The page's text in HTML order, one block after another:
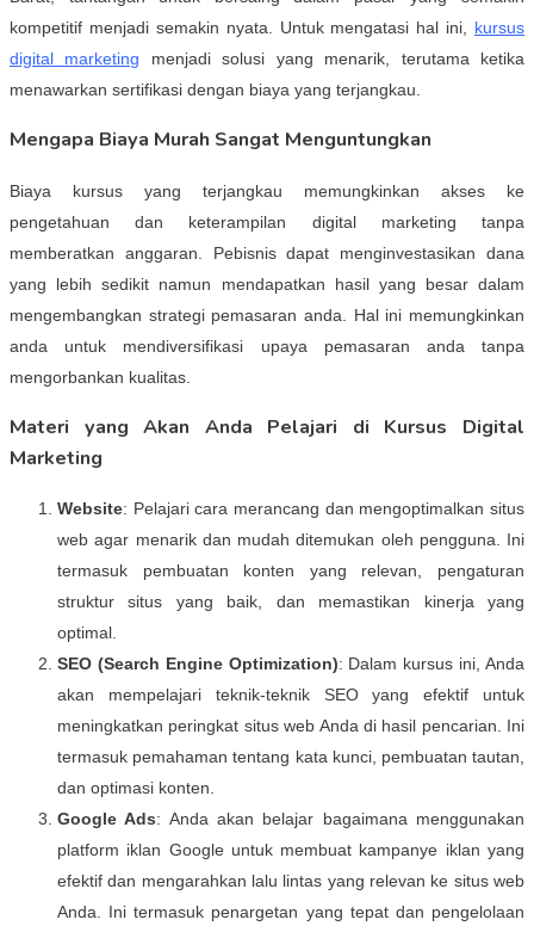
kompetitif menjadi semakin nyata. Untuk mengatasi hal ini, kursus
digital marketing menjadi solusi yang menarik, terutama ketika
menawarkan sertifikasi dengan biaya yang terjangkau.
Mengapa Biaya Murah Sangat Menguntungkan
Biaya kursus yang terjangkau memungkinkan akses ke
pengetahuan dan keterampilan digital marketing tanpa
memberatkan anggaran. Pebisnis dapat menginvestasikan dana
yang lebih sedikit namun mendapatkan hasil yang besar dalam
mengembangkan strategi pemasaran anda. Hal ini memungkinkan
anda untuk mendiversifikasi upaya pemasaran anda tanpa
mengorbankan kualitas.
Materi yang Akan Anda Pelajari di Kursus Digital
Marketing
Website: Pelajari cara merancang dan mengoptimalkan situs
web agar menarik dan mudah ditemukan oleh pengguna. Ini
termasuk pembuatan konten yang relevan, pengaturan
struktur situs yang baik, dan memastikan kinerja yang
optimal.
SEO (Search Engine Optimization): Dalam kursus ini, Anda
akan mempelajari teknik-teknik SEO yang efektif untuk
meningkatkan peringkat situs web Anda di hasil pencarian. Ini
termasuk pemahaman tentang kata kunci, pembuatan tautan,
dan optimasi konten.
Google Ads: Anda akan belajar bagaimana menggunakan
platform iklan Google untuk membuat kampanye iklan yang
efektif dan mengarahkan lalu lintas yang relevan ke situs web
Anda. Ini termasuk penargetan yang tepat dan pengelolaan